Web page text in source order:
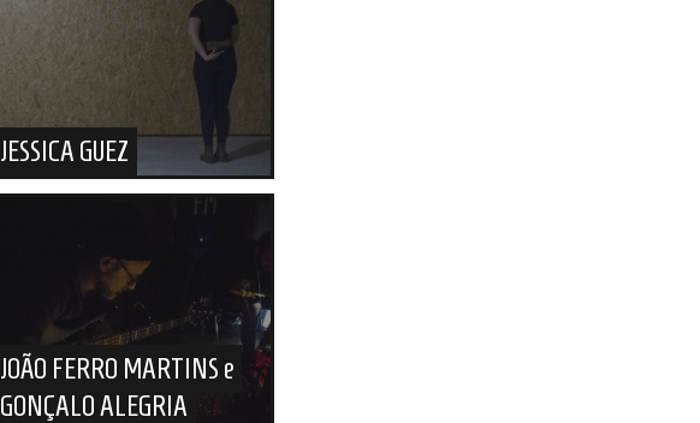
JESSICA GUEZ
JOÃO FERRO MARTINS e
GONÇALO ALEGRIA